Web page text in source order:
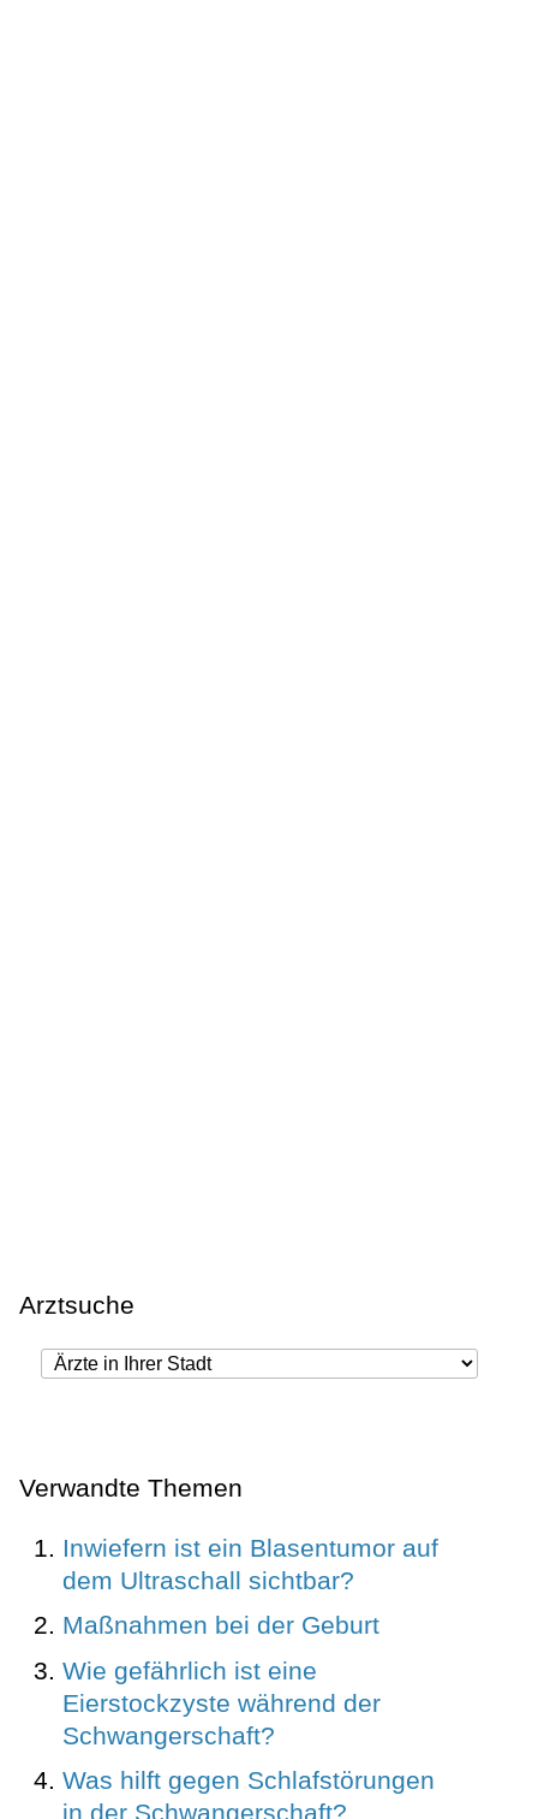
Arztsuche
Verwandte Themen
Inwiefern ist ein Blasentumor auf
dem Ultraschall sichtbar?
Maßnahmen bei der Geburt
Wie gefährlich ist eine
Eierstockzyste während der
Schwangerschaft?
Was hilft gegen Schlafstörungen
in der Schwangerschaft?